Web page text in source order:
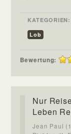
KATEGORIEN:
Lob
Bewertung:
Nur
Leben
Jean Paul